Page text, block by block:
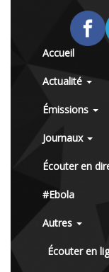
Accueil
Actualité
Émissions
Journaux
Écouter en
#Ebola
Autres
Écouter en